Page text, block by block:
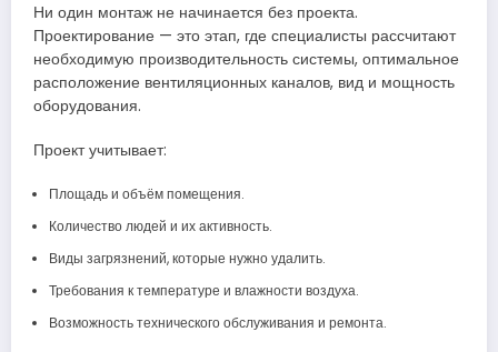
Ни один монтаж не начинается без проекта.
Проектирование — это этап, где специалисты рассчитают
необходимую производительность системы, оптимальное
расположение вентиляционных каналов, вид и мощность
оборудования.
Проект учитывает:
Площадь и объём помещения.
Количество людей и их активность.
Виды загрязнений, которые нужно удалить.
Требования к температуре и влажности воздуха.
Возможность технического обслуживания и ремонта.